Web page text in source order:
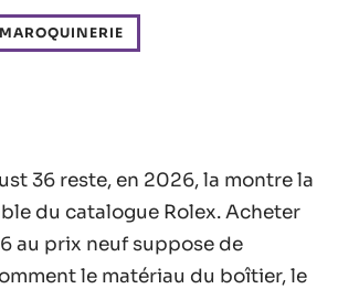
36 reste, en 2026, la montre la
du catalogue Rolex. Acheter
au prix neuf suppose de
le matériau du boîtier, le